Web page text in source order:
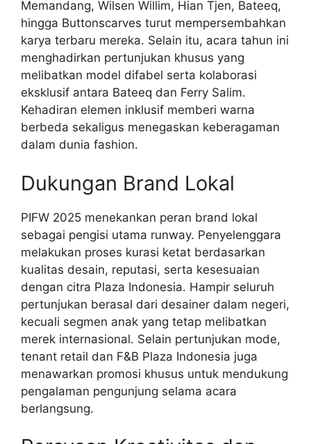
Memandang, Wilsen Willim, Hian Tjen, Bateeq,
hingga Buttonscarves turut mempersembahkan
karya terbaru mereka. Selain itu, acara tahun ini
menghadirkan pertunjukan khusus yang
melibatkan model difabel serta kolaborasi
eksklusif antara Bateeq dan Ferry Salim.
Kehadiran elemen inklusif memberi warna
berbeda sekaligus menegaskan keberagaman
dalam dunia fashion.
Dukungan Brand Lokal
PIFW 2025 menekankan peran brand lokal
sebagai pengisi utama runway. Penyelenggara
melakukan proses kurasi ketat berdasarkan
kualitas desain, reputasi, serta kesesuaian
dengan citra Plaza Indonesia. Hampir seluruh
pertunjukan berasal dari desainer dalam negeri,
kecuali segmen anak yang tetap melibatkan
merek internasional. Selain pertunjukan mode,
tenant retail dan F&B Plaza Indonesia juga
menawarkan promosi khusus untuk mendukung
pengalaman pengunjung selama acara
berlangsung.